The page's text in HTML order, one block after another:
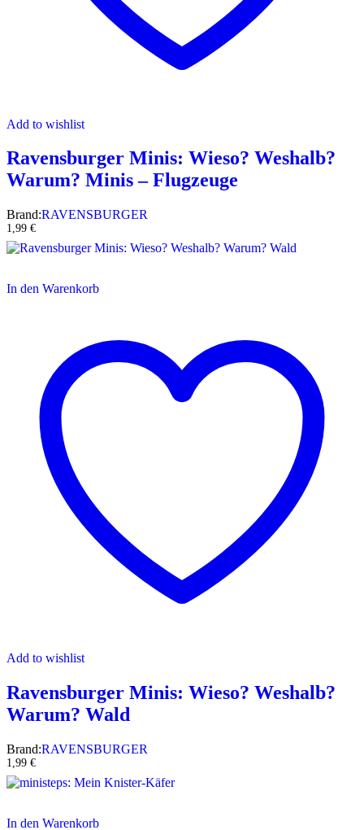
Add to wishlist
Ravensburger Minis: Wieso? Weshalb?
Warum? Minis – Flugzeuge
Brand:RAVENSBURGER
1,99 €
In den Warenkorb
Add to wishlist
Ravensburger Minis: Wieso? Weshalb?
Warum? Wald
Brand:RAVENSBURGER
1,99 €
In den Warenkorb